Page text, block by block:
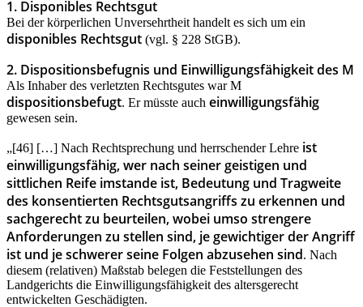
1. Disponibles Rechtsgut
Bei der körperlichen Unversehrtheit handelt es sich um ein
disponibles Rechtsgut (vgl. § 228 StGB).
2. Dispositionsbefugnis und Einwilligungsfähigkeit des M
Als Inhaber des verletzten Rechtsgutes war M
dispositionsbefugt. Er müsste auch einwilligungsfähig
gewesen sein.
„[46] […] Nach Rechtsprechung und herrschender Lehre ist
einwilligungsfähig, wer nach seiner geistigen und
sittlichen Reife imstande ist, Bedeutung und Tragweite
des konsentierten Rechtsgutsangriffs zu erkennen und
sachgerecht zu beurteilen, wobei umso strengere
Anforderungen zu stellen sind, je gewichtiger der Angriff
ist und je schwerer seine Folgen abzusehen sind. Nach
diesem (relativen) Maßstab belegen die Feststellungen des
Landgerichts die Einwilligungsfähigkeit des altersgerecht
entwickelten Geschädigten.